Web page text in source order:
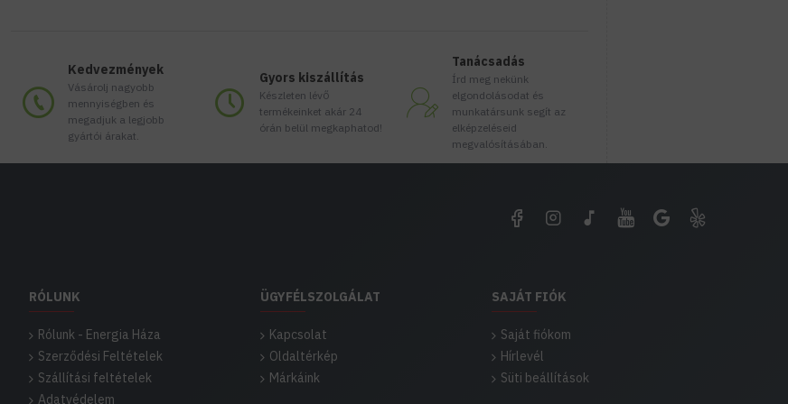
Kedvezmények
Vásárolj nagyobb
mennyiségben és
megadjuk a legjobb
gyártói árakat.
Gyors kiszállítás
Készleten lévő
termékeinket akár 24
órán belül megkaphatod!
Tanácsadás
Írd meg nekünk
elgondolásodat és
munkatársunk segít az
elképzeléseid
megvalósításában.
RÓLUNK
Rólunk - Energia Háza
Szerződési Feltételek
Szállítási feltételek
Adatvédelem
ÜGYFÉLSZOLGÁLAT
Kapcsolat
Oldaltérkép
Márkáink
SAJÁT FIÓK
Saját fiókom
Hírlevél
Süti beállítások